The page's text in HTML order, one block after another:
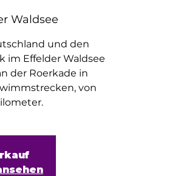
Waldsee
und den
im Effelder Waldsee
der Roerkade in
von